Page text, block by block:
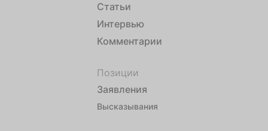
Статьи
Интервью
Комментарии
Позиции
Заявления
Высказывания